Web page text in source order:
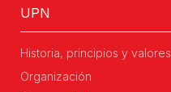
UPN
Historia, principios y valores
Organización